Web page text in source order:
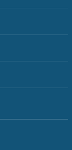
30+
met mensen uit jou